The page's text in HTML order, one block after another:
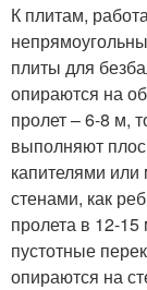
К плитам,
плиты для
опираются на
пролет – 6-8 м,
выполняют
капителями
стенами, как
пролета в 12-
пустотные
опираются на